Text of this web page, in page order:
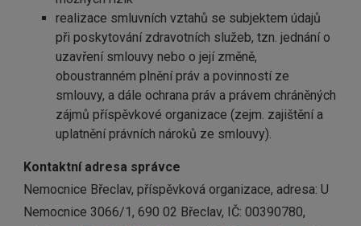
realizace smluvních vztahů se subjektem údajů
při poskytování zdravotních služeb, tzn. jednání o
uzavření smlouvy nebo o její změně,
oboustranném plnění práv a povinností ze
smlouvy, a dále ochrana práv a právem chráněných
zájmů příspěvkové organizace (zejm. zajištění a
uplatnění právních nároků ze smlouvy).
Kontaktní adresa správce
Nemocnice Břeclav, příspěvková organizace, adresa: U
Nemocnice 3066/1, 690 02 Břeclav, IČ: 00390780,